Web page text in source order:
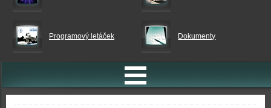
Programový letáček Dokumenty